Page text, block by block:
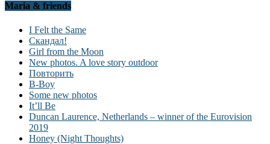
Maria & friends
I Felt the Same
Скандал!
Girl from the Moon
New photos. A love story outdoor
Повторить
B-Boy
Some new photos
It’ll Be
Duncan Laurence, Netherlands – winner of the Eurovision
2019
Honey (Night Thoughts)